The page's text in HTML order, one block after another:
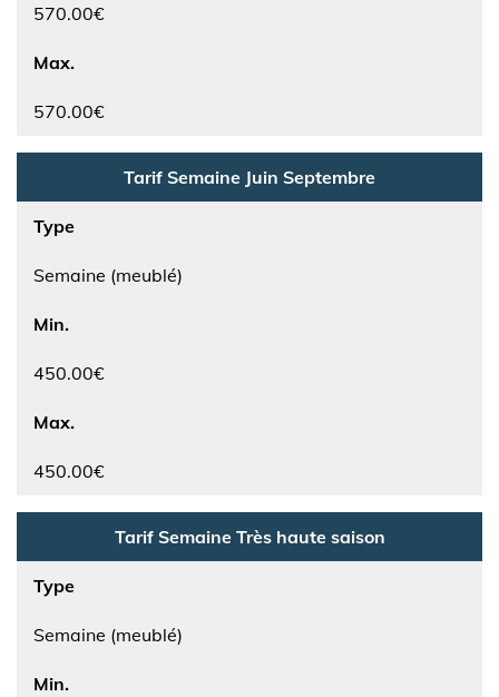
570.00€
Max.
570.00€
Tarif Semaine Juin Septembre
Type
Semaine (meublé)
Min.
450.00€
Max.
450.00€
Tarif Semaine Très haute saison
Type
Semaine (meublé)
Min.